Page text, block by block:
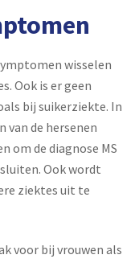
wisselen
Ook is er geen
bij suikerziekte. In
van de hersenen
om de diagnose MS
Ook wordt
ziektes uit te
voor bij vrouwen als